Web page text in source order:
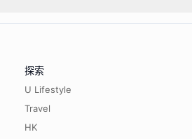
探索
U Lifestyle
Travel
HK